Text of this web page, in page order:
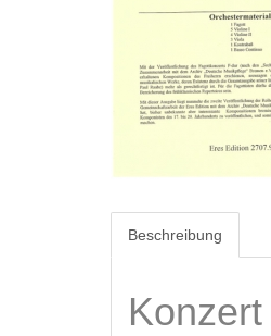
Beschreibung